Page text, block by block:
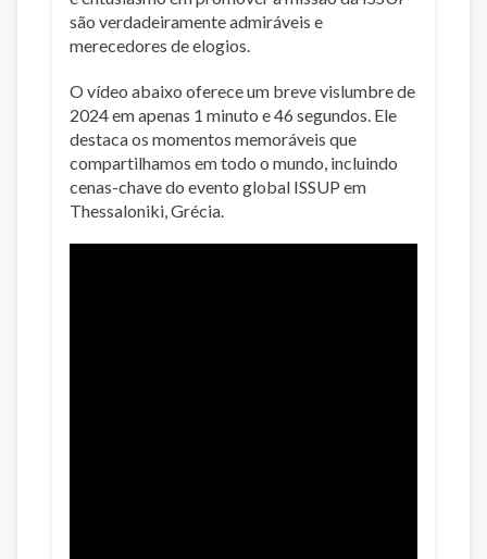
são verdadeiramente admiráveis e
merecedores de elogios.
O vídeo abaixo oferece um breve vislumbre de
2024 em apenas 1 minuto e 46 segundos. Ele
destaca os momentos memoráveis que
compartilhamos em todo o mundo, incluindo
cenas-chave do evento global ISSUP em
Thessaloniki, Grécia.